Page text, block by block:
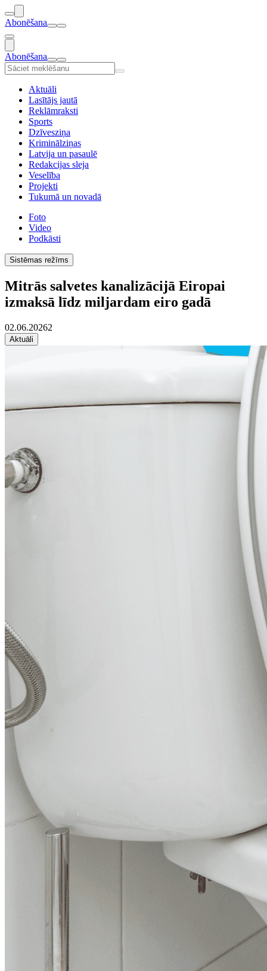
Abonēšana
Abonēšana
Aktuāli
Lasītājs jautā
Reklāmraksti
Sports
Dzīvesziņa
Kriminālziņas
Latvija un pasaulē
Redakcijas sleja
Veselība
Projekti
Tukumā un novadā
Foto
Video
Podkāsti
Sistēmas režīms
Mitrās salvetes kanalizācijā Eiropai
izmaksā līdz miljardam eiro gadā
02.06.20262
Aktuāli